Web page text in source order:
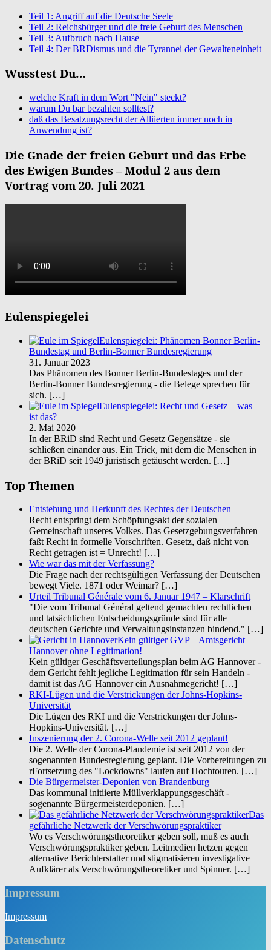
Teil 1: Angriff auf die Deutsche Seele
Teil 2: Reichsbürger und die freie Geburt des Menschen
Teil 3: Aufbruch nach Hause
Teil 4: Der BRDismus und die Tyrannei der Gewalteneinheit
Wusstest Du…
welche Kraft in dem Wort "Nein" steckt?
warum Du bar bezahlen solltest?
daß das Besatzungsrecht der Alliierten immer noch in
Anwendung ist?
Die Gnade der freien Geburt und das Erbe
des Ewigen Bundes – Modul 2 aus dem
Vortrag vom 20. Juli 2021
Eulenspiegelei
Eulenspiegelei: Phänomen Bonner Berlin-
Bundestag und Berlin-Bonner Bundesregierung
31. Januar 2023
Das Phänomen des Bonner Berlin-Bundestages und der
Berlin-Bonner Bundesregierung - die Belege sprechen für
sich. […]
Eulenspiegelei: Recht und Gesetz – was
ist das?
2. Mai 2020
In der BRiD sind Recht und Gesetz Gegensätze - sie
schließen einander aus. Ein Trick, mit dem die Menschen in
der BRiD seit 1949 juristisch getäuscht werden. […]
Top Themen
Entstehung und Herkunft des Rechtes der Deutschen
Recht entspringt dem Schöpfungsakt der sozialen
Gemeinschaft unseres Volkes. Das Gesetzgebungsverfahren
faßt Recht in formelle Vorschriften. Gesetz, daß nicht von
Recht getragen ist = Unrecht! […]
Wie war das mit der Verfassung?
Die Frage nach der rechtsgültigen Verfassung der Deutschen
bewegt Viele. 1871 oder Weimar? […]
Urteil Tribunal Générale vom 6. Januar 1947 – Klarschrift
"Die vom Tribunal Général geltend gemachten rechtlichen
und tatsächlichen Entscheidungsgründe sind für alle
deutschen Gerichte und Verwaltungsinstanzen bindend." […]
Kein gültiger GVP – Amtsgericht
Hannover ohne Legitimation!
Kein gültiger Geschäftsverteilungsplan beim AG Hannover -
dem Gericht fehlt jegliche Legitimation für sein Handeln -
damit ist das AG Hannover ein Ausnahmegericht! […]
RKI-Lügen und die Verstrickungen der Johns-Hopkins-
Universität
Die Lügen des RKI und die Verstrickungen der Johns-
Hopkins-Universität. […]
Inszenierung der 2. Corona-Welle seit 2012 geplant!
Die 2. Welle der Corona-Plandemie ist seit 2012 von der
sogenannten Bundesregierung geplant. Die Vorbereitungen zu
rFortsetzung des "Lockdowns" laufen auf Hochtouren. […]
Die Bürgermeister-Deponien von Brandenburg
Das kommunal initiierte Müllverklappungsgeschäft -
sogenannte Bürgermeisterdeponien. […]
Das
gefährliche Netzwerk der Verschwörungspraktiker
Wo es Verschwörungstheoretiker geben soll, muß es auch
Verschwörungspraktiker geben. Leitmedien hetzen gegen
alternative Berichterstatter und stigmatisieren investigative
Aufklärer als Verschwörungstheoretiker und Spinner. […]
Impressum
Impres­sum
Datenschutz